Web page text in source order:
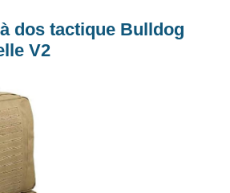
dos tactique Bulldog
V2